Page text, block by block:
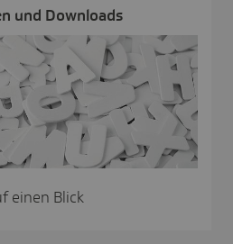
und Down­loads
einen Blick